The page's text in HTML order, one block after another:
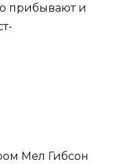
прибывают и
Мел Гибсон